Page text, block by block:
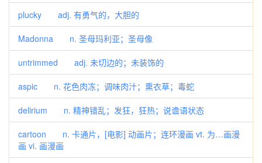
plucky adj. 有勇气的，大胆的
Madonna n. 圣母玛利亚；圣母像
untrimmed adj. 未切边的；未装饰的
aspic n. 花色肉冻；调味肉汁；熏衣草；毒蛇
delirium n. 精神错乱；发狂，狂热；说谵语状态
cartoon n. 卡通片，[电影] 动画片；连环漫画 vt. 为…画漫
画 vi. 画漫画